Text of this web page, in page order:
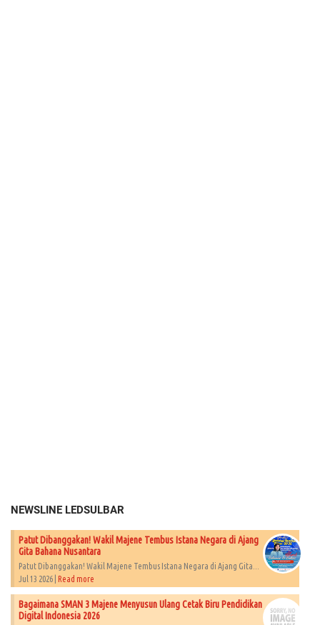
NEWSLINE LEDSULBAR
Patut Dibanggakan! Wakil Majene Tembus Istana Negara di Ajang
Gita Bahana Nusantara
Patut Dibanggakan! Wakil Majene Tembus Istana Negara di Ajang Gita...
Jul 13 2026 |
Read more
Bagaimana SMAN 3 Majene Menyusun Ulang Cetak Biru Pendidikan
Digital Indonesia 2026